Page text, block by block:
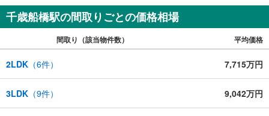
私たちがご紹介したいのは、家そのものだけでなく、
これから皆さんが過ごす「この街でのまいにち」。
街の素顔をまるごと、正直にお話しします。
予算のこと、これからのこと。
小さな不安もお気軽にお聞かせください。
家族の「いいな」を一緒に育てていきましょう。
千歳船橋駅の間取りごとの価格相場
間取り（該当物件数） 平均価格
2LDK （6件） 7,715万円
3LDK （9件） 9,042万円